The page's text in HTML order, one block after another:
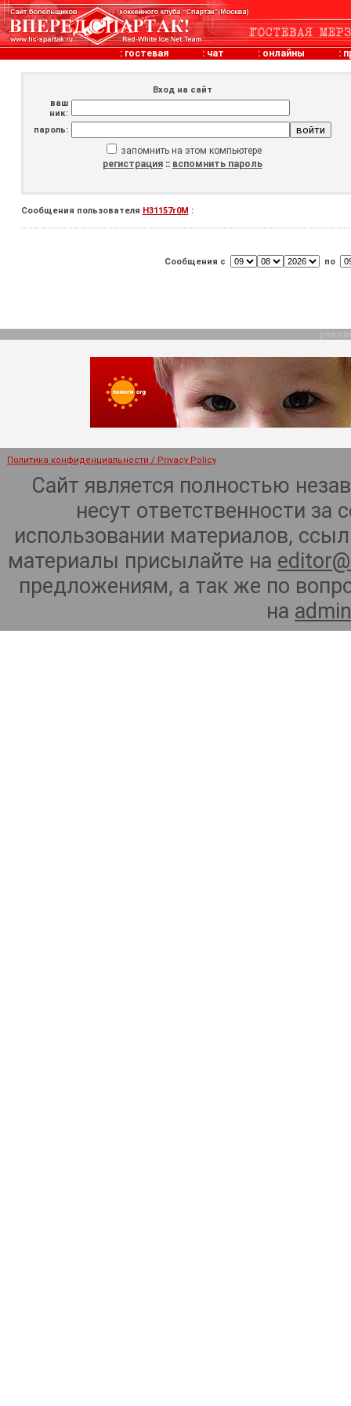
: гостевая : чат : онлайны :
Вход на сайт
ваш
ник:
пароль:
запомнить на этом компьютере
регистрация:: вспомнить пароль
Сообщения пользователя H31157r0M :
Сообщения с по
Политика конфиденциальности / Privacy Policy
Сайт является полностью
несут ответственности
использовании материалов,
материалы присылайте на
предложениям, а так же по
на